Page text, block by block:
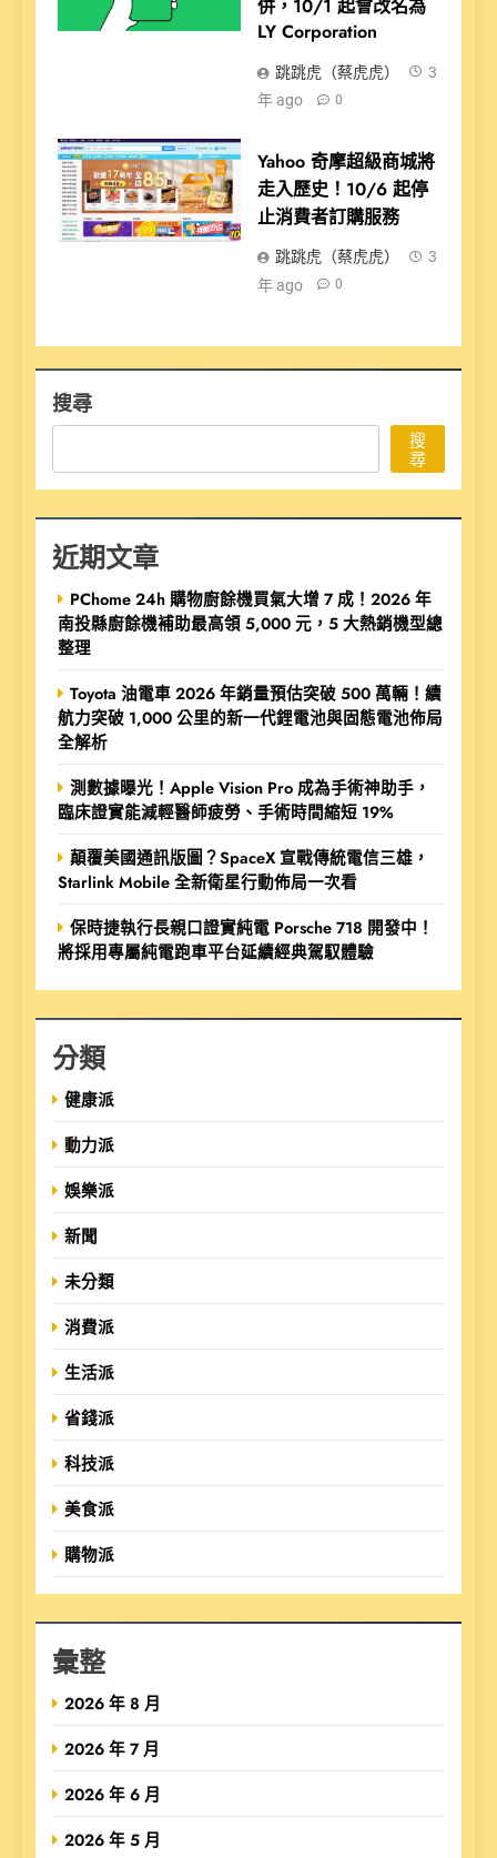
併，10/1 起會改名為
LY Corporation
跳跳虎（蔡虎虎）
3
年 ago
0
Yahoo 奇摩超級商城將
走入歷史！10/6 起停
止消費者訂購服務
跳跳虎（蔡虎虎）
3
年 ago
0
搜尋
搜
尋
近期文章
PChome 24h 購物廚餘機買氣大增 7 成！2026 年
南投縣廚餘機補助最高領 5,000 元，5 大熱銷機型總
整理
Toyota 油電車 2026 年銷量預估突破 500 萬輛！續
航力突破 1,000 公里的新一代鋰電池與固態電池佈局
全解析
測數據曝光！Apple Vision Pro 成為手術神助手，
臨床證實能減輕醫師疲勞、手術時間縮短 19%
顛覆美國通訊版圖？SpaceX 宣戰傳統電信三雄，
Starlink Mobile 全新衛星行動佈局一次看
保時捷執行長親口證實純電 Porsche 718 開發中！
將採用專屬純電跑車平台延續經典駕馭體驗
分類
健康派
動力派
娛樂派
新聞
未分類
消費派
生活派
省錢派
科技派
美食派
購物派
彙整
2026 年 8 月
2026 年 7 月
2026 年 6 月
2026 年 5 月